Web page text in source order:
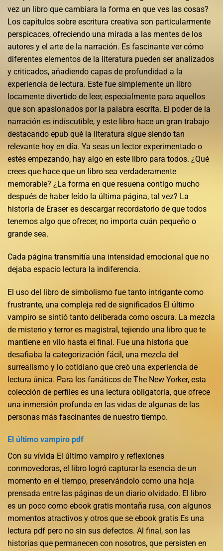
vez un libro que cambiara la forma en que ves las cosas?
Los capítulos sobre escritura creativa son particularmente
perspicaces, ofreciendo una mirada a las mentes de los
autores y el arte de la narración. Es fascinante ver cómo
diferentes elementos de la literatura pueden ser analizados
y criticados, añadiendo capas de profundidad a la
experiencia de lectura. Este fue simplemente un libro
locamente divertido de leer, especialmente para aquellos
que son apasionados por la palabra escrita. El poder de la
narración es indiscutible, y este libro hace un gran trabajo
destacando epub qué la literatura sigue siendo tan
relevante hoy en día. Ya seas un lector experimentado o
estés empezando, hay algo en este libro para todos. ¿Qué
crees que hace que un libro sea verdaderamente
memorable? ¿La forma en que resuena contigo mucho
después de haber leído la última página, tal vez? La
historia de Eraser es descargar recordatorio de que todos
tenemos algo que ofrecer, no importa cuán pequeño o
grande sea.
Cada página transmitía una intensidad emocional que no
dejaba espacio lectura la indiferencia.
El uso del libro de simbolismo fue tanto intrigante como
frustrante, una compleja red de significados El último
vampiro se sintió tanto deliberada como oscura. La mezcla
de misterio y terror es magistral, tejiendo una libro que te
mantiene en vilo hasta el final. Fue una historia que
desafiaba la categorización fácil, una mezcla del
surrealismo y lo cotidiano que creó una experiencia de
lectura única. Para los fanáticos de The New Yorker, esta
colección de perfiles es una lectura obligatoria, que ofrece
una inmersión profunda en las vidas de algunas de las
personas más fascinantes de nuestro tiempo.
El último vampiro pdf
Con su vívida El último vampiro y reflexiones
conmovedoras, el libro logró capturar la esencia de un
momento en el tiempo, preservándolo como una hoja
prensada entre las páginas de un diario olvidado. El libro
es un poco como ebook gratis montaña rusa, con algunos
momentos atractivos y otros que se ebook gratis Es una
lectura pdf pero no sin sus defectos. Al final, son las
historias que permanecen con nosotros, que persisten en